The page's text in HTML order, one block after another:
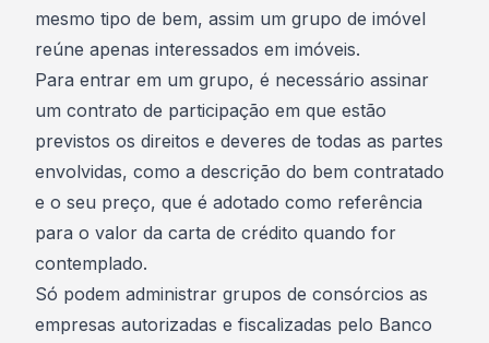
mesmo tipo de bem, assim um grupo de imóvel
reúne apenas interessados em imóveis.
Para entrar em um grupo, é necessário assinar
um contrato de participação em que estão
previstos os direitos e deveres de todas as partes
envolvidas, como a descrição do bem contratado
e o seu preço, que é adotado como referência
para o valor da carta de crédito quando for
contemplado.
Só podem administrar grupos de consórcios as
empresas autorizadas e fiscalizadas pelo Banco